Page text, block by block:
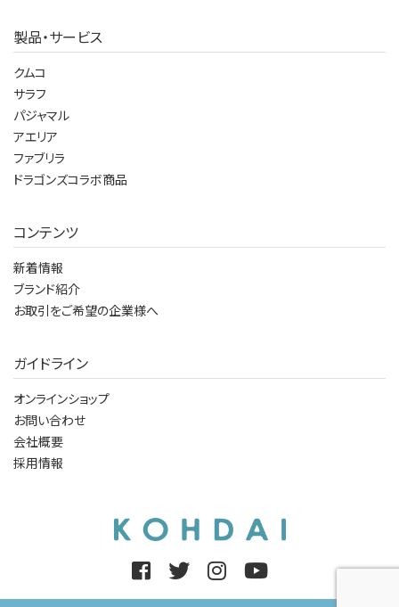
製品・サービス
クムコ
サラフ
パジャマル
アエリア
ファブリラ
ドラゴンズコラボ商品
コンテンツ
新着情報
ブランド紹介
お取引をご希望の企業様へ
ガイドライン
オンラインショップ
お問い合わせ
会社概要
採用情報